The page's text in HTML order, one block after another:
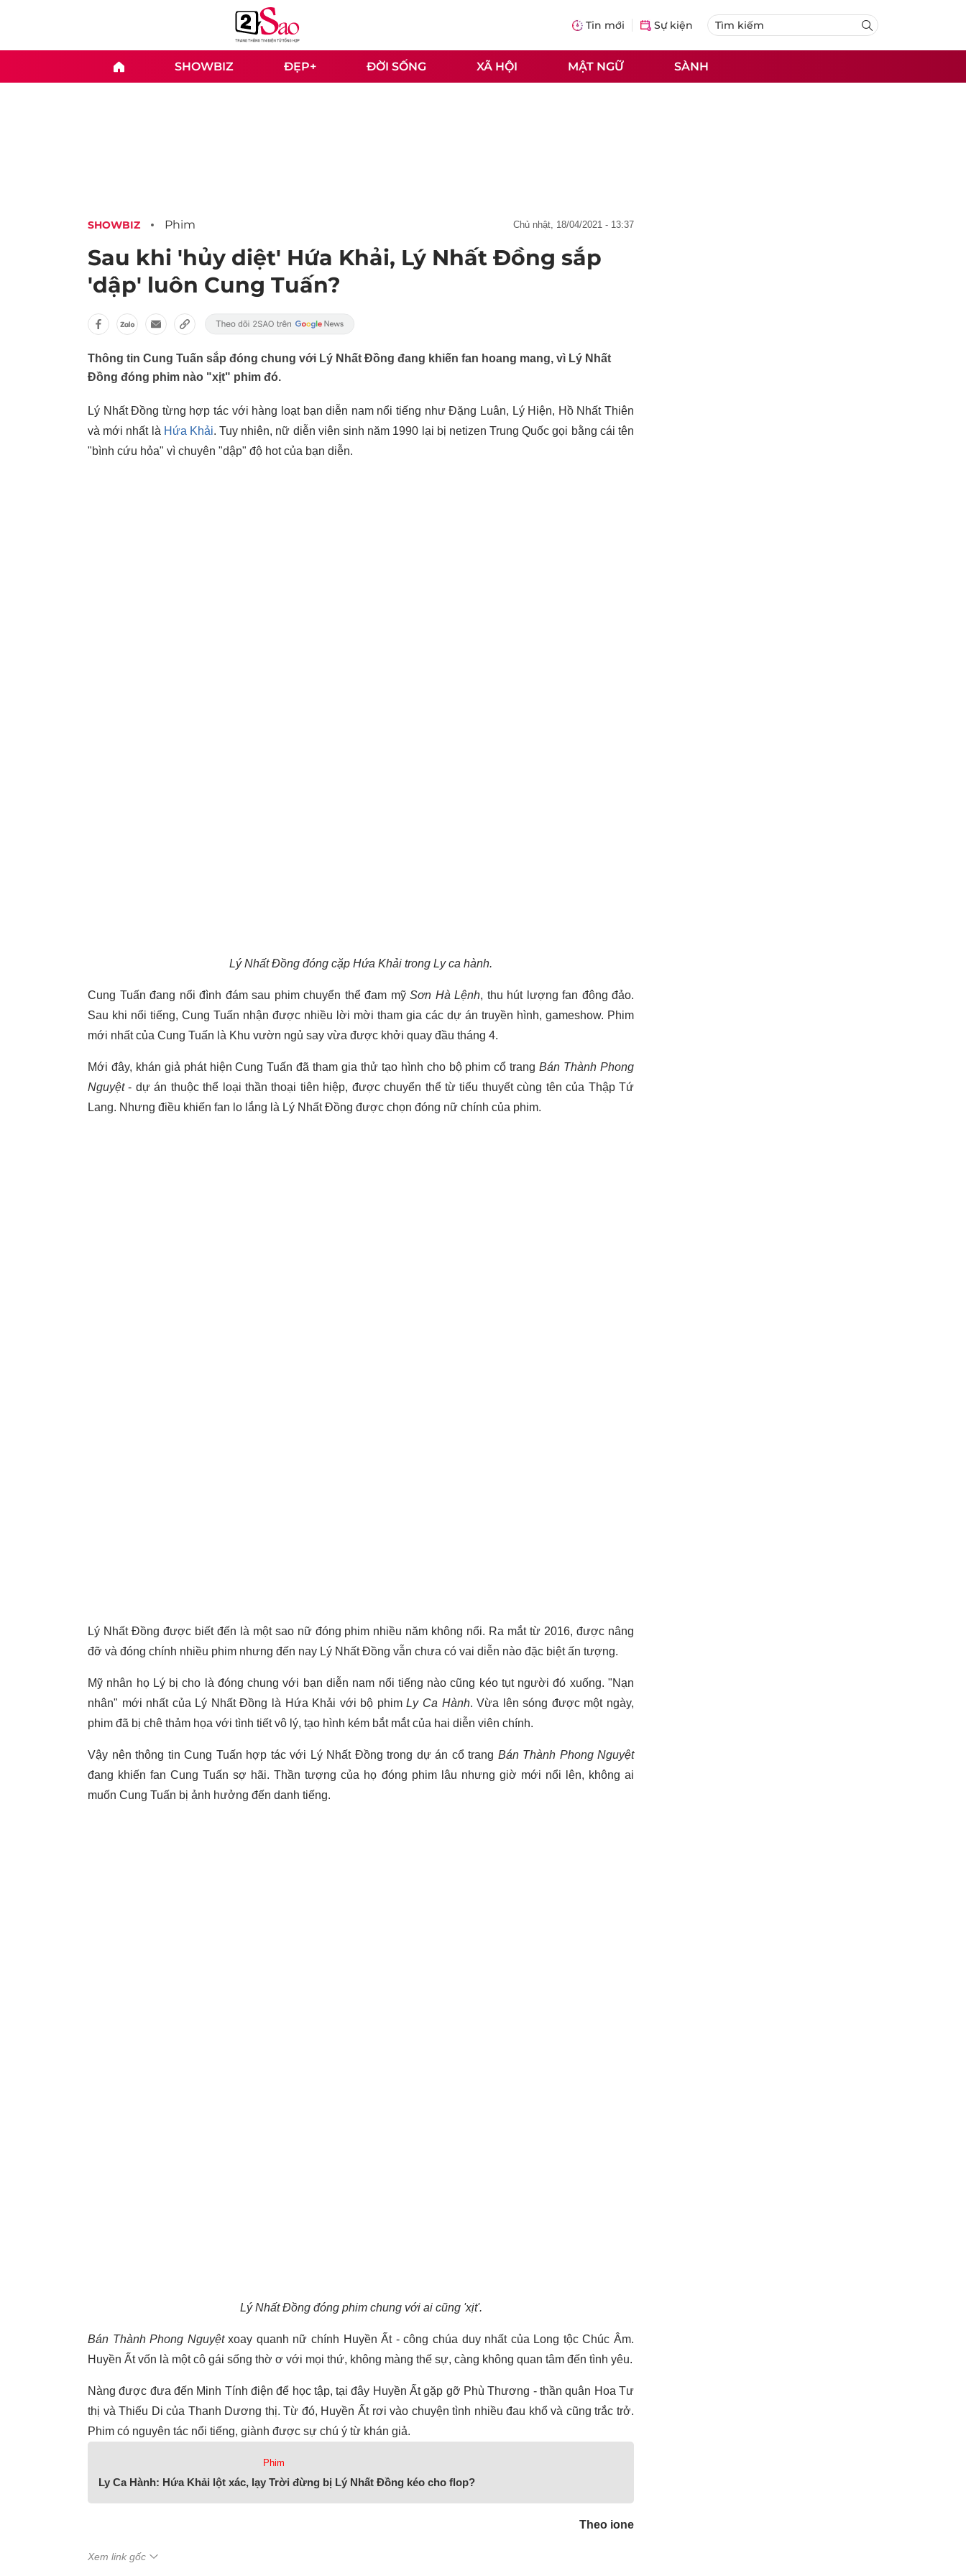
Tin mới Sự kiện
SHOWBIZ ĐẸP+ ĐỜI SỐNG XÃ HỘI MẬT NGỮ SÀNH
SHOWBIZ Phim chủ nhật, 18/04/2021 - 13:37
Sau khi 'hủy diệt' Hứa Khải, Lý Nhất Đồng sắp
'dập' luôn Cung Tuấn?
Thông tin Cung Tuấn sắp đóng chung với Lý Nhất Đồng đang khiến fan hoang mang, vì Lý Nhất
Đồng đóng phim nào "xịt" phim đó.
Lý Nhất Đồng từng hợp tác với hàng loạt bạn diễn nam nổi tiếng như Đặng Luân, Lý Hiện, Hồ Nhất Thiên
và mới nhất là Hứa Khải. Tuy nhiên, nữ diễn viên sinh năm 1990 lại bị netizen Trung Quốc gọi bằng cái tên
"bình cứu hỏa" vì chuyên "dập" độ hot của bạn diễn.
Lý Nhất Đồng đóng cặp Hứa Khải trong Ly ca hành.
Cung Tuấn đang nổi đình đám sau phim chuyển thể đam mỹSơn Hà Lệnh, thu hút lượng fan đông đảo.
Sau khi nổi tiếng, Cung Tuấn nhận được nhiều lời mời tham gia các dự án truyền hình, gameshow. Phim
mới nhất của Cung Tuấn là Khu vườn ngủ say vừa được khởi quay đầu tháng 4.
Mới đây, khán giả phát hiện Cung Tuấn đã tham gia thử tạo hình cho bộ phim cổ trangBán Thành Phong
Nguyệt- dự án thuộc thể loại thần thoại tiên hiệp, được chuyển thể từ tiểu thuyết cùng tên của Thập Tứ
Lang. Nhưng điều khiến fan lo lắng là Lý Nhất Đồng được chọn đóng nữ chính của phim.
Lý Nhất Đồng được biết đến là một sao nữ đóng phim nhiều năm không nổi. Ra mắt từ 2016, được nâng
đỡ và đóng chính nhiều phim nhưng đến nay Lý Nhất Đồng vẫn chưa có vai diễn nào đặc biệt ấn tượng.
Mỹ nhân họ Lý bị cho là đóng chung với bạn diễn nam nổi tiếng nào cũng kéo tụt người đó xuống. "Nạn
nhân" mới nhất của Lý Nhất Đồng là Hứa Khải với bộ phimLy Ca Hành. Vừa lên sóng được một ngày,
phim đã bị chê thảm họa với tình tiết vô lý, tạo hình kém bắt mắt của hai diễn viên chính.
Vậy nên thông tin Cung Tuấn hợp tác với Lý Nhất Đồng trong dự án cổ trang Bán Thành Phong Nguyệt
đang khiến fan Cung Tuấn sợ hãi. Thần tượng của họ đóng phim lâu nhưng giờ mới nổi lên, không ai
muốn Cung Tuấn bị ảnh hưởng đến danh tiếng.
Lý Nhất Đồng đóng phim chung với ai cũng 'xịt'.
Bán Thành Phong Nguyệtxoay quanh nữ chính Huyền Ất - công chúa duy nhất của Long tộc Chúc Âm.
Huyền Ất vốn là một cô gái sống thờ ơ với mọi thứ, không màng thế sự, càng không quan tâm đến tình yêu.
Nàng được đưa đến Minh Tính điện để học tập, tại đây Huyền Ất gặp gỡ Phù Thương - thần quân Hoa Tư
thị và Thiếu Di của Thanh Dương thị. Từ đó, Huyền Ất rơi vào chuyện tình nhiều đau khổ và cũng trắc trở.
Phim có nguyên tác nổi tiếng, giành được sự chú ý từ khán giả.
Phim
Ly Ca Hành: Hứa Khải lột xác, lạy Trời đừng bị Lý Nhất Đồng kéo cho flop?
Theo ione
Xem link gốc